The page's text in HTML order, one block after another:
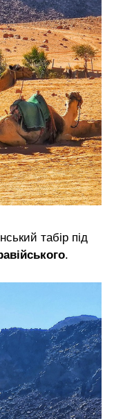
табір під
.